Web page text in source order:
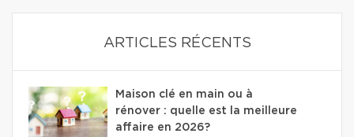
ARTICLES RÉCENTS
Maison clé en main ou à
rénover : quelle est la meilleure
affaire en 2026?